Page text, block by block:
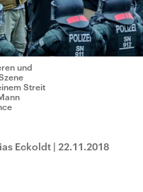
und
Streit
Eckoldt | 22.11.2018